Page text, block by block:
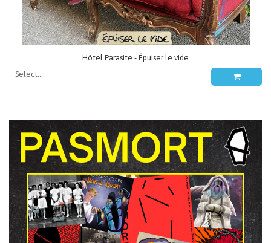
Hôtel Parasite - Épuiser le vide